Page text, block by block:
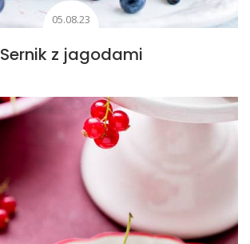
05.08.23
Sernik z jagodami